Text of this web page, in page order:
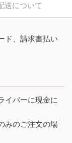
送について
ド、請求書払い
イバーに現金に
みのご注文の場